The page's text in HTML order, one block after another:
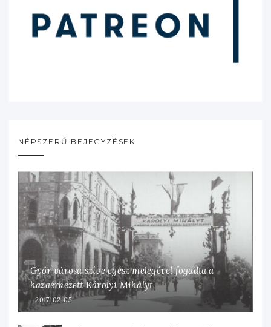
NÉPSZERŰ BEJEGYZÉSEK
Győr városa szíve egész melegével fogadta a
hazaérkezett Károlyi Mihályt
2017-02-05